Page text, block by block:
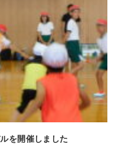
を開催しました